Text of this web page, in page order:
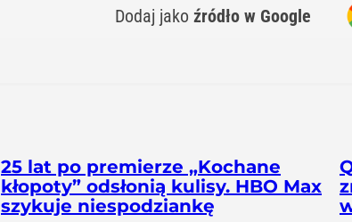
Dodaj jako źródło w Google
25 lat po premierze „Kochane
kłopoty” odsłonią kulisy. HBO Max
szykuje niespodziankę